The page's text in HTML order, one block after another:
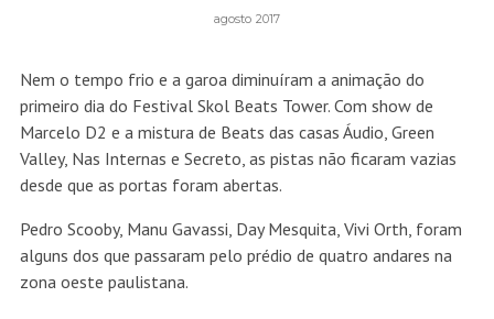
agosto 2017
Nem o tempo frio e a garoa diminuíram a animação do
primeiro dia do Festival Skol Beats Tower. Com show de
Marcelo D2 e a mistura de Beats das casas Áudio, Green
Valley, Nas Internas e Secreto, as pistas não ficaram vazias
desde que as portas foram abertas.
Pedro Scooby, Manu Gavassi, Day Mesquita, Vivi Orth, foram
alguns dos que passaram pelo prédio de quatro andares na
zona oeste paulistana.